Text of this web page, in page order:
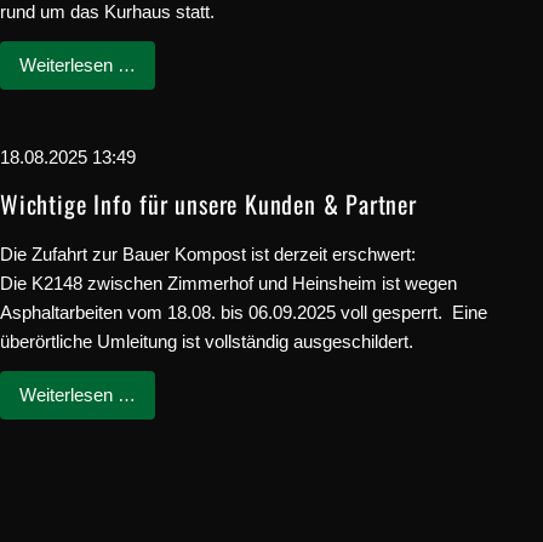
rund um das Kurhaus statt.
Weiterlesen …
18.08.2025 13:49
Wichtige Info für unsere Kunden & Partner
Die Zufahrt zur Bauer Kompost ist derzeit erschwert:
Die K2148 zwischen Zimmerhof und Heinsheim ist wegen
Asphaltarbeiten vom 18.08. bis 06.09.2025 voll gesperrt. Eine
überörtliche Umleitung ist vollständig ausgeschildert.
Weiterlesen …